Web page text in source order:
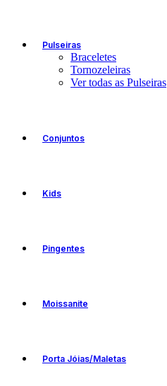
Pulseiras
Braceletes
Tornozeleiras
Ver todas as Pulseiras
Conjuntos
Kids
Pingentes
Moissanite
Porta Jóias/Maletas